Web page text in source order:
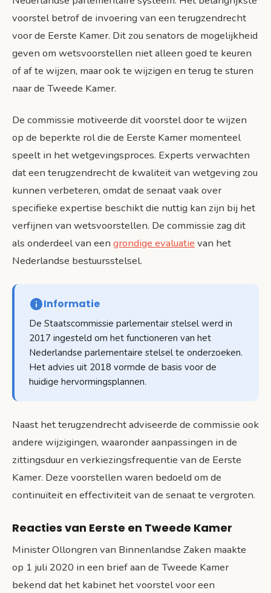
voorstel betrof de invoering van een terugzendrecht
voor de Eerste Kamer. Dit zou senators de mogelijkheid
geven om wetsvoorstellen niet alleen goed te keuren
of af te wijzen, maar ook te wijzigen en terug te sturen
naar de Tweede Kamer.
De commissie motiveerde dit voorstel door te wijzen
op de beperkte rol die de Eerste Kamer momenteel
speelt in het wetgevingsproces. Experts verwachten
dat een terugzendrecht de kwaliteit van wetgeving zou
kunnen verbeteren, omdat de senaat vaak over
specifieke expertise beschikt die nuttig kan zijn bij het
verfijnen van wetsvoorstellen. De commissie zag dit
als onderdeel van een grondige evaluatie van het
Nederlandse bestuursstelsel.
Informatie
De Staatscommissie parlementair stelsel werd in
2017 ingesteld om het functioneren van het
Nederlandse parlementaire stelsel te onderzoeken.
Het advies uit 2018 vormde de basis voor de
huidige hervormingsplannen.
Naast het terugzendrecht adviseerde de commissie ook
andere wijzigingen, waaronder aanpassingen in de
zittingsduur en verkiezingsfrequentie van de Eerste
Kamer. Deze voorstellen waren bedoeld om de
continuïteit en effectiviteit van de senaat te vergroten.
Reacties van Eerste en Tweede Kamer
Minister Ollongren van Binnenlandse Zaken maakte
op 1 juli 2020 in een brief aan de Tweede Kamer
bekend dat het kabinet het voorstel voor een